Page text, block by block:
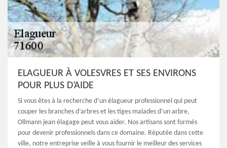
ELAGUEUR À VOLESVRES ET SES ENVIRONS
POUR PLUS D’AIDE
Si vous êtes à la recherche d’un élagueur professionnel qui peut
couper les branches d’arbres et les tiges malades d’un arbre,
Ollmann jean élagage peut vous aider. Nos artisans sont formés
pour devenir professionnels dans ce domaine. Réputée dans cette
ville, notre entreprise veille à vous fournir le meilleur des services